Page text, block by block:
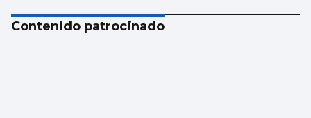
Contenido patrocinado